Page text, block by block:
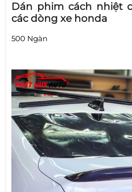
Dán phim cách nhiệt
các dòng xe honda
500 Ngàn